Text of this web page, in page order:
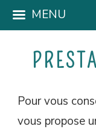
Pour vous
vous propose
MENU